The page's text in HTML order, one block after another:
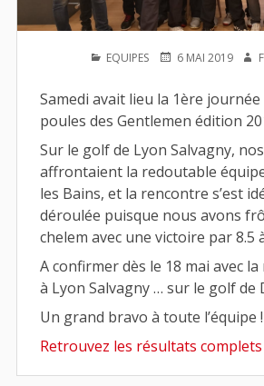
PUBLIÉ
EQUIPES
PUBLIÉ6 MAI 2019
Samedi avait lieu la 1ère journée
poules des Gentlemen édition
Sur le golf de Lyon Salvagny,
affrontaient la redoutable
les Bains, et la rencontre s’est
déroulée puisque nous avons
chelem avec une victoire par 8.5
A confirmer dès le 18 mai avec
à Lyon Salvagny … sur le golf de
Un grand bravo à toute l’équipe !
Retrouvez les résultats complets